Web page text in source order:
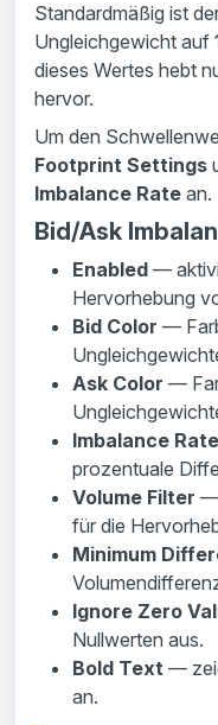
Standardmäßig ist
Ungleichgewicht auf
dieses Wertes hebt
hervor.
Um den
Footprint Settings
Imbalance Rate an.
Bid/Ask
Enabled —
Hervorhebung
Bid Color —
Ask Color —
Imbalance
prozentuale
Volume Filter —
für die
Minimum
Ignore Zero
Nullwerten aus.
Bold Text —
an.